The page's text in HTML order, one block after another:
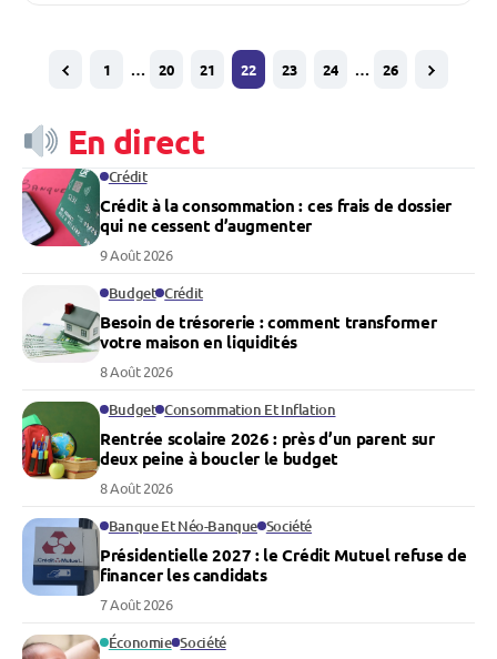
1 … 20 21 22 23 24 … 26
En direct
Crédit
Crédit à la consommation : ces frais de dossier
qui ne cessent d’augmenter
9 Août 2026
Budget Crédit
Besoin de trésorerie : comment transformer
votre maison en liquidités
8 Août 2026
Budget Consommation Et Inflation
Rentrée scolaire 2026 : près d’un parent sur
deux peine à boucler le budget
8 Août 2026
Banque Et Néo-Banque Société
Présidentielle 2027 : le Crédit Mutuel refuse de
financer les candidats
7 Août 2026
Économie Société